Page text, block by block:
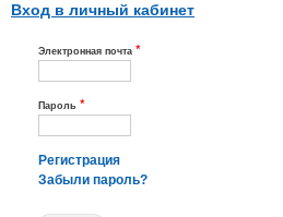
Вход в личный кабинет
Электронная почта *
Пароль *
Регистрация
Забыли пароль?